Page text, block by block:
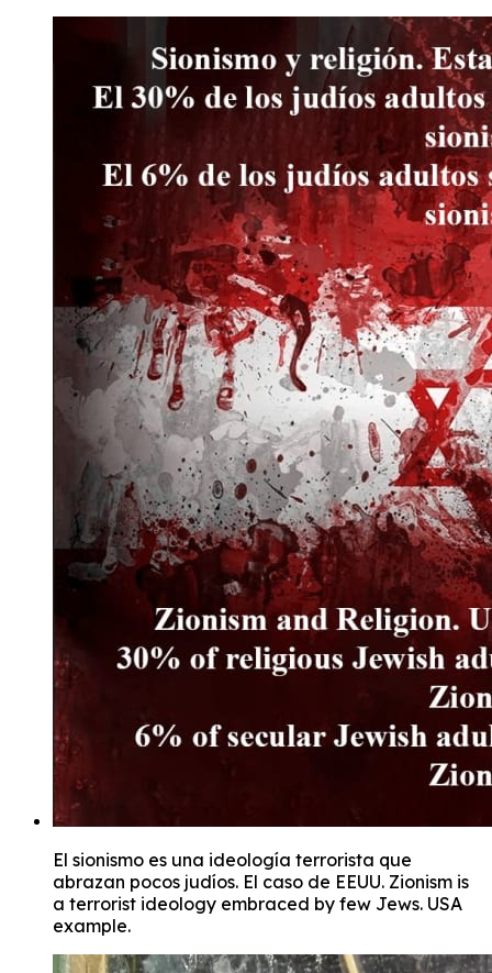
El sionismo es una ideología terrorista que
abrazan pocos judíos. El caso de EEUU. Zionism is
a terrorist ideology embraced by few Jews. USA
example.